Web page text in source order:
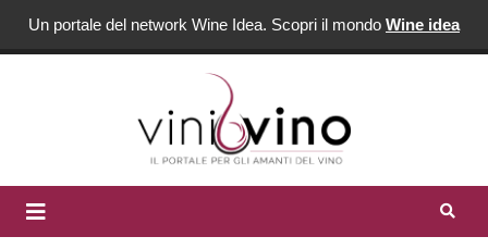
Un portale del network Wine Idea. Scopri il mondo Wine idea